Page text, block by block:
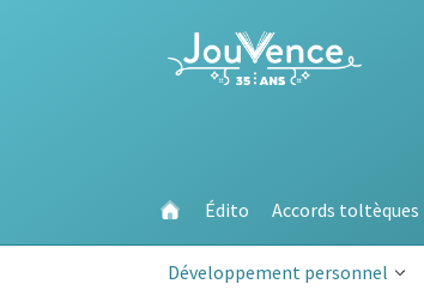
Aller
à
Aller
au
Édito Accords toltèques
Développement personnel